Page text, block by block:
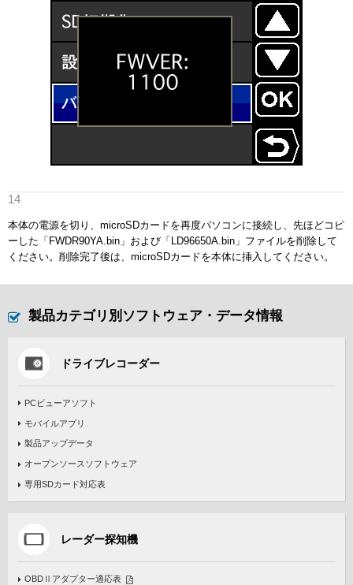
本体の電源を切り、microSDカードを再度パソコンに接続し、先ほどコピ
ーした「FWDR90YA.bin」および「LD96650A.bin」ファイルを削除して
ください。削除完了後は、microSDカードを本体に挿入してください。
製品カテゴリ別ソフトウェア・データ情報
ドライブレコーダー
PCビューアソフト
モバイルアプリ
製品アップデータ
オープンソースソフトウェア
専用SDカード対応表
レーダー探知機
OBDⅡアダプター適応表